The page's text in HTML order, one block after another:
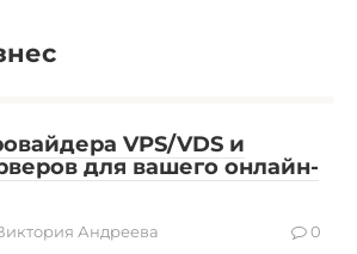
VPS/VDS и
для вашего онлайн-
Андреева 0